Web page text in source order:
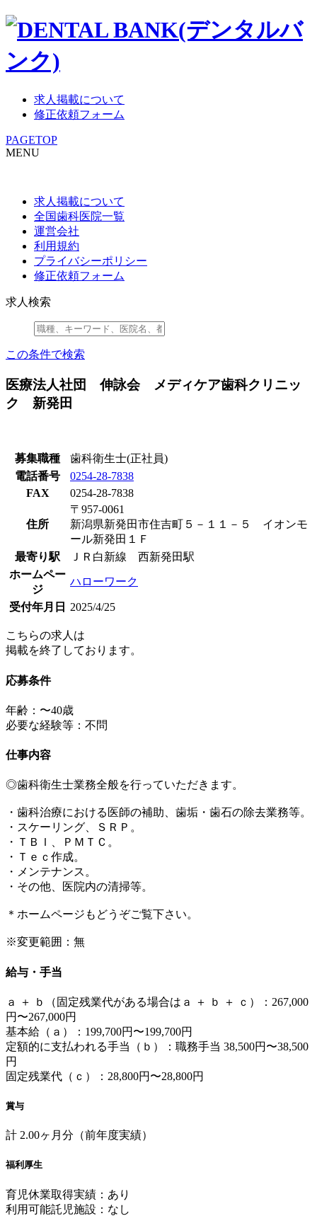
求人掲載について
修正依頼フォーム
PAGETOP
MENU
求人掲載について
全国歯科医院一覧
運営会社
利用規約
プライバシーポリシー
修正依頼フォーム
求人検索
この条件で検索
医療法人社団 伸詠会 メディケア歯科クリニッ
ク 新発田
募集職種
歯科衛生士(正社員)
電話番号
0254-28-7838
FAX
0254-28-7838
住所
〒957-0061
新潟県新発田市住吉町５－１１－５ イオンモ
ール新発田１Ｆ
最寄り駅
ＪＲ白新線 西新発田駅
ホームペー
ジ
ハローワーク
受付年月日 2025/4/25
こちらの求人は
掲載を終了しております。
応募条件
年齢：〜40歳
必要な経験等：不問
仕事内容
◎歯科衛生士業務全般を行っていただきます。
・歯科治療における医師の補助、歯垢・歯石の除去業務等。
・スケーリング、ＳＲＰ。
・ＴＢＩ、ＰＭＴＣ。
・Ｔｅｃ作成。
・メンテナンス。
・その他、医院内の清掃等。
＊ホームページもどうぞご覧下さい。
※変更範囲：無
給与・手当
ａ ＋ ｂ（固定残業代がある場合はａ ＋ ｂ ＋ ｃ）：267,000
円〜267,000円
基本給（ａ）：199,700円〜199,700円
定額的に支払われる手当（ｂ）：職務手当 38,500円〜38,500
円
固定残業代（ｃ）：28,800円〜28,800円
賞与
計 2.00ヶ月分（前年度実績）
福利厚生
育児休業取得実績：あり
利用可能託児施設：なし